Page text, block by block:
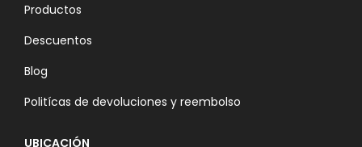
Productos
Descuentos
Blog
Politícas de devoluciones y reembolso
UBICACIÓN